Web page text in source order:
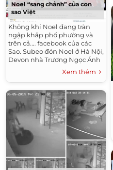
Noel “sang chảnh” của con
sao Việt
Không khí Noel đang tràn
ngập khắp phố phường và
trên cả.... facebook của các
Sao. Subeo đón Noel ở Hà Nội,
Devon nhà Trương Ngọc Ánh
được sang Sing thì Bella, Rio,
Cherry và nhiều bé khác cũng
được...
Xem thêm